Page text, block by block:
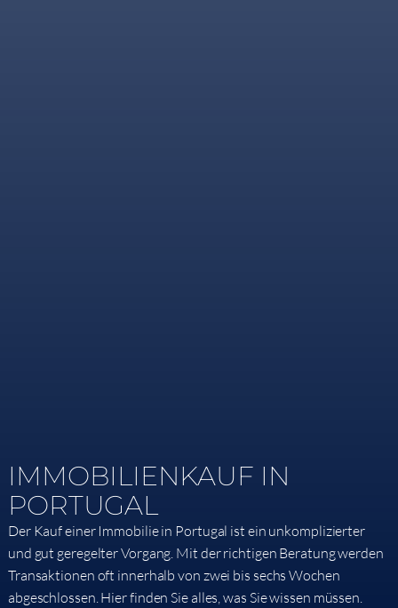
IMMOBILIENKAUF IN
PORTUGAL
Der Kauf einer Immobilie in Portugal ist ein unkomplizierter
und gut geregelter Vorgang. Mit der richtigen Beratung werden
Transaktionen oft innerhalb von zwei bis sechs Wochen
abgeschlossen. Hier finden Sie alles, was Sie wissen müssen.